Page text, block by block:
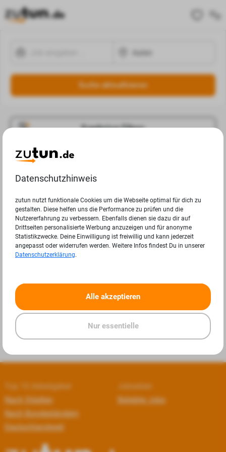
Suche aktualisieren
Ergebnisse Filtern
Jobangebote
Deine Suchanfrage in Aalen ergab leider keine Ergebnisse.
Top 10 Arbeitgeber
Nach Städten
Nach Bundesländern
Deutschlandweit
Jobseiten
Beliebte Jobs
Datenschutzhinweis
zutun nutzt funktionale Cookies um die Webseite optimal für dich zu
gestalten. Diese helfen uns die Performance zu prüfen und die
Nutzererfahrung zu verbessern. Ebenfalls dienen sie dazu dir auf
Drittseiten personalisierte Werbung anzuzeigen und für anonyme
Statistikzwecke. Deine Einwilligung ist freiwillig und kann jederzeit
angepasst oder widerrufen werden. Weitere Infos findest Du in unserer
Datenschutzerklärung.
Alle akzeptieren
Nur essentielle